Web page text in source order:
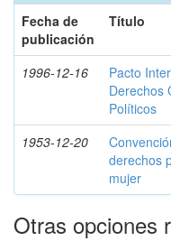
Fecha de
publicación
Título
1996-12-16
Pacto
Derechos
Políticos
1953-12-20
derechos
mujer
Otras opciones